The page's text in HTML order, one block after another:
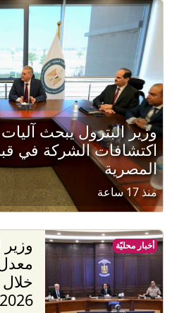
وزير البترول يبحث
اكتشافات الشركة في
المصرية
منذ 17 ساعة
2026
أخبار محليّة